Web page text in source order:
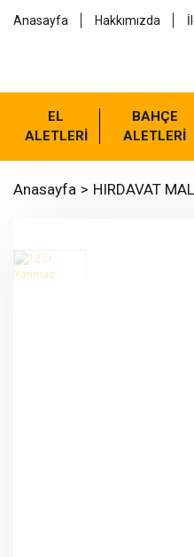
Anasayfa Hakkımızda
EL
ALETLERİ
BAHÇE
ALETLERİ
Anasayfa HIRDAVAT